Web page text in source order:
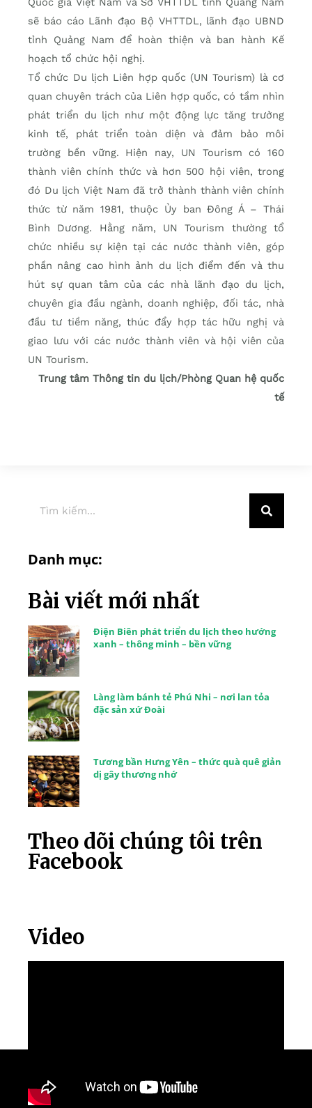
sẽ báo cáo Lãnh đạo Bộ VHTTDL, lãnh đạo UBND
tỉnh Quảng Nam để hoàn thiện và ban hành Kế
hoạch tổ chức hội nghị.
Tổ chức Du lịch Liên hợp quốc (UN Tourism) là cơ
quan chuyên trách của Liên hợp quốc, có tầm nhìn
phát triển du lịch như một động lực tăng trưởng
kinh tế, phát triển toàn diện và đảm bảo môi
trường bền vững. Hiện nay, UN Tourism có 160
thành viên chính thức và hơn 500 hội viên, trong
đó Du lịch Việt Nam đã trở thành thành viên chính
thức từ năm 1981, thuộc Ủy ban Đông Á – Thái
Bình Dương. Hằng năm, UN Tourism thường tổ
chức nhiều sự kiện tại các nước thành viên, góp
phần nâng cao hình ảnh du lịch điểm đến và thu
hút sự quan tâm của các nhà lãnh đạo du lịch,
chuyên gia đầu ngành, doanh nghiệp, đối tác, nhà
đầu tư tiềm năng, thúc đẩy hợp tác hữu nghị và
giao lưu với các nước thành viên và hội viên của
UN Tourism.
Trung tâm Thông tin du lịch/Phòng Quan hệ quốc
tế
Danh mục:
Bài viết mới nhất
Điện Biên phát triển du lịch theo hướng
xanh – thông minh – bền vững
Làng làm bánh tẻ Phú Nhi – nơi lan tỏa
đặc sản xứ Đoài
Tương bần Hưng Yên – thức quà quê giản
dị gây thương nhớ
Theo dõi chúng tôi trên
Facebook
Video